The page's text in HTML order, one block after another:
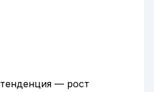
— рост